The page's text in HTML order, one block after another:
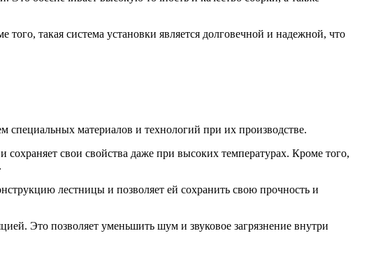
такая система установки является долговечной и надежной, что
материалов и технологий при их производстве.
свои свойства даже при высоких температурах. Кроме того,
лестницы и позволяет ей сохранить свою прочность и
Это позволяет уменьшить шум и звуковое загрязнение внутри